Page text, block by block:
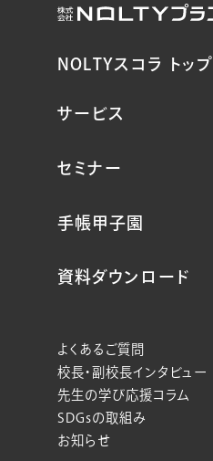
NOLTYスコラ トップ
サービス
セミナー
手帳甲子園
資料ダウンロード
よくあるご質問
校長・副校長インタビュー
先生の学び応援コラム
SDGsの取組み
お知らせ